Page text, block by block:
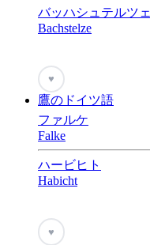
バッハシュテルツェ
Bachstelze
♥
鷹のドイツ語
ファルケ
Falke
ハービヒト
Habicht
♥